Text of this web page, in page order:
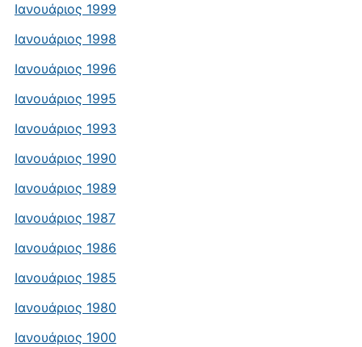
Ιανουάριος 1999
Ιανουάριος 1998
Ιανουάριος 1996
Ιανουάριος 1995
Ιανουάριος 1993
Ιανουάριος 1990
Ιανουάριος 1989
Ιανουάριος 1987
Ιανουάριος 1986
Ιανουάριος 1985
Ιανουάριος 1980
Ιανουάριος 1900